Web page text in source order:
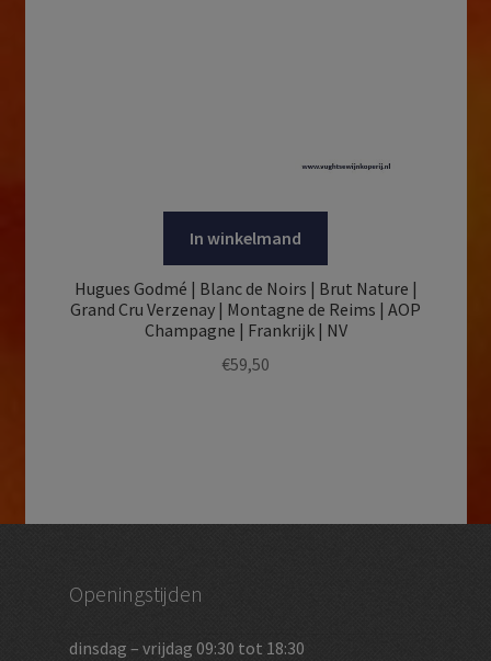
In winkelmand
Hugues Godmé | Blanc de Noirs | Brut Nature |
Grand Cru Verzenay | Montagne de Reims | AOP
Champagne | Frankrijk | NV
€59,50
Openingstijden
dinsdag – vrijdag 09:30 tot 18:30